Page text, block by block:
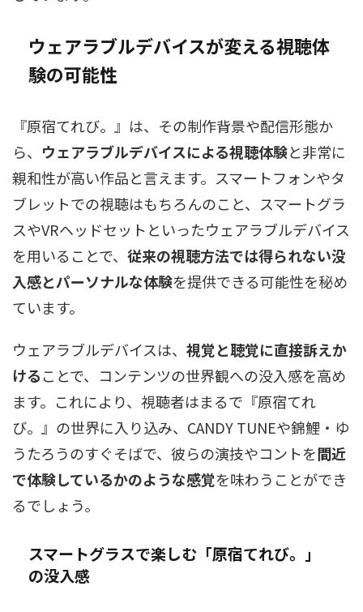
ウェアラブルデバイスが変える視聴体
験の可能性
『原宿てれび。』は、その制作背景や配信形態か
ら、 ウェアラブルデバイスによる視聴体験と非常に
親和性が高い作品と言えます。スマートフォンやタ
ブレットでの視聴はもちろんのこと、スマートグラ
スやVRヘッドセットといったウェアラブルデバイス
を用いることで、 従来の視聴方法では得られない没
入感とパーソナルな体験を提供できる可能性を秘め
ています。
ウェアラブルデバイスは、 視覚と聴覚に直接訴えか
けることで、コンテンツの世界観への没入感を高め
ます。これにより、視聴者はまるで『原宿てれ
び。』の世界に入り込み、CANDY TUNEや錦鯉・ゆ
うたろうのすぐそばで、彼らの演技やコントを間近
で体験しているかのような感覚を味わうことができ
るでしょう。
スマートグラスで楽しむ「原宿てれび。」
の没入感